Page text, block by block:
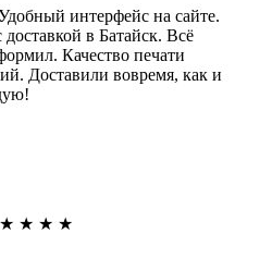
интерфейс на сайте.
доставкой в Батайск. Всё
Качество печати
Доставили вовремя, как и
★ ★ ★ ★